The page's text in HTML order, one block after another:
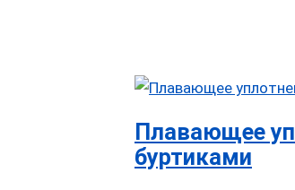
Плавающее
буртиками